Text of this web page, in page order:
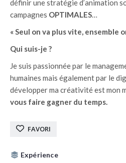
définir une stratégie d’animation
campagnes OPTIMALES…
« Seul on va plus vite, ensemble
Qui suis-je ?
Je suis passionnée par le
humaines mais également par le
développer ma créativité est mon
vous faire gagner du temps.
FAVORI
Expérience